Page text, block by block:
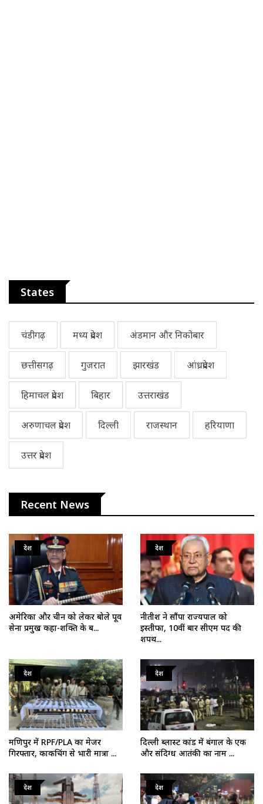
States
चंडीगढ़ मध्य प्रदेश अंडमान और निकोबार
छत्तीसगढ़ गुजरात झारखंड आंध्रप्रदेश
हिमाचल प्रदेश बिहार उत्तराखंड
अरुणाचल प्रदेश दिल्ली राजस्थान हरियाणा
उत्तर प्रदेश
Recent News
देश
अमेरिका और चीन को लेकर बोले पूर्व
सेना प्रमुख कहा-शक्ति के ब...
देश
नीतीश ने सौंपा राज्यपाल को
इस्तीफा, 10वीं बार सीएम पद की
शपथ...
देश
मणिपुर में RPF/PLA का मेजर
गिरफ्तार, काकचिंग से भारी मात्रा ...
देश
दिल्ली ब्लास्ट कांड में बंगाल के एक
और संदिग्ध आतंकी का नाम ...
देश देश